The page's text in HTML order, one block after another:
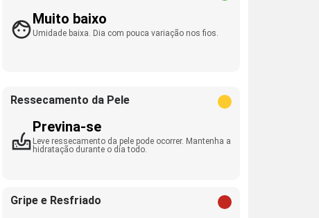
Muito baixo
Umidade baixa. Dia com pouca variação nos fios.
Ressecamento da Pele
Previna-se
Leve ressecamento da pele pode ocorrer. Mantenha a
hidratação durante o dia todo.
Gripe e Resfriado